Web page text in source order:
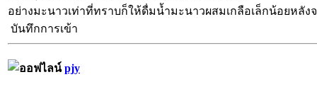
อย่างมะนาวเท่าที่ทราบก็ให้ดื่มน้ำมะนาวผสมเกลือเล็กน้อยหลัง
บันทึกการเข้า
pjy